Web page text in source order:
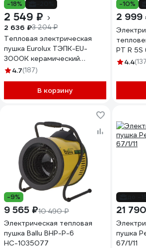
-18%
2 549 ₽
2 636 ₽3 204 ₽
Тепловая электрическая
пушка Eurolux ТЭПК-EU-
3000K керамический
нагревательный элемент,
4.7(187)
В корзину
-10%
2 999
PT R
4.4
-9%
9 565 ₽10 490 ₽
Электрическая тепловая
пушка Ballu BHP-P-6
НС-1035077
21
пушка
67/1/11